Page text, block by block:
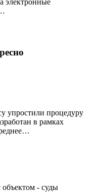
упростили процедуру
в рамках
…
- суды